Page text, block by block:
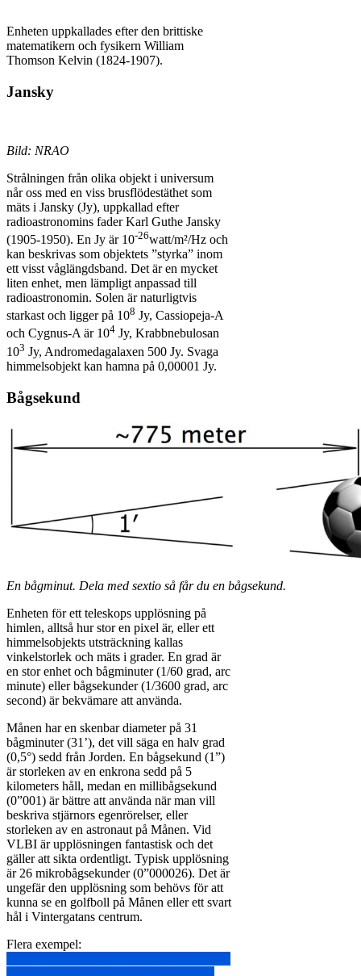
Enheten uppkallades efter den brittiske
matematikern och fysikern William
Thomson Kelvin (1824-1907).
Jansky
Bild: NRAO
Strålningen från olika objekt i universum
når oss med en viss brusflödestäthet som
mäts i Jansky (Jy), uppkallad efter
radioastronomins fader Karl Guthe Jansky
(1905-1950). En Jy är 10-26watt/m²/Hz och
kan beskrivas som objektets ”styrka” inom
ett visst våglängdsband. Det är en mycket
liten enhet, men lämpligt anpassad till
radioastronomin. Solen är naturligtvis
starkast och ligger på 108 Jy, Cassiopeja-A
och Cygnus-A är 104 Jy, Krabbnebulosan
103 Jy, Andromedagalaxen 500 Jy. Svaga
himmelsobjekt kan hamna på 0,00001 Jy.
Bågsekund
En bågminut. Dela med sextio så får du en bågsekund.
Enheten för ett teleskops upplösning på
himlen, alltså hur stor en pixel är, eller ett
himmelsobjekts utsträckning kallas
vinkelstorlek och mäts i grader. En grad är
en stor enhet och bågminuter (1/60 grad, arc
minute) eller bågsekunder (1/3600 grad, arc
second) är bekvämare att använda.
Månen har en skenbar diameter på 31
bågminuter (31’), det vill säga en halv grad
(0,5°) sedd från Jorden. En bågsekund (1”)
är storleken av en enkrona sedd på 5
kilometers håll, medan en millibågsekund
(0”001) är bättre att använda när man vill
beskriva stjärnors egenrörelser, eller
storleken av en astronaut på Månen. Vid
VLBI är upplösningen fantastisk och det
gäller att sikta ordentligt. Typisk upplösning
är 26 mikrobågsekunder (0”000026). Det är
ungefär den upplösning som behövs för att
kunna se en golfboll på Månen eller ett svart
hål i Vintergatans centrum.
Flera exempel: